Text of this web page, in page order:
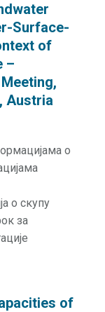
Surface-
of
–
Austria
о
о скупу
за
of